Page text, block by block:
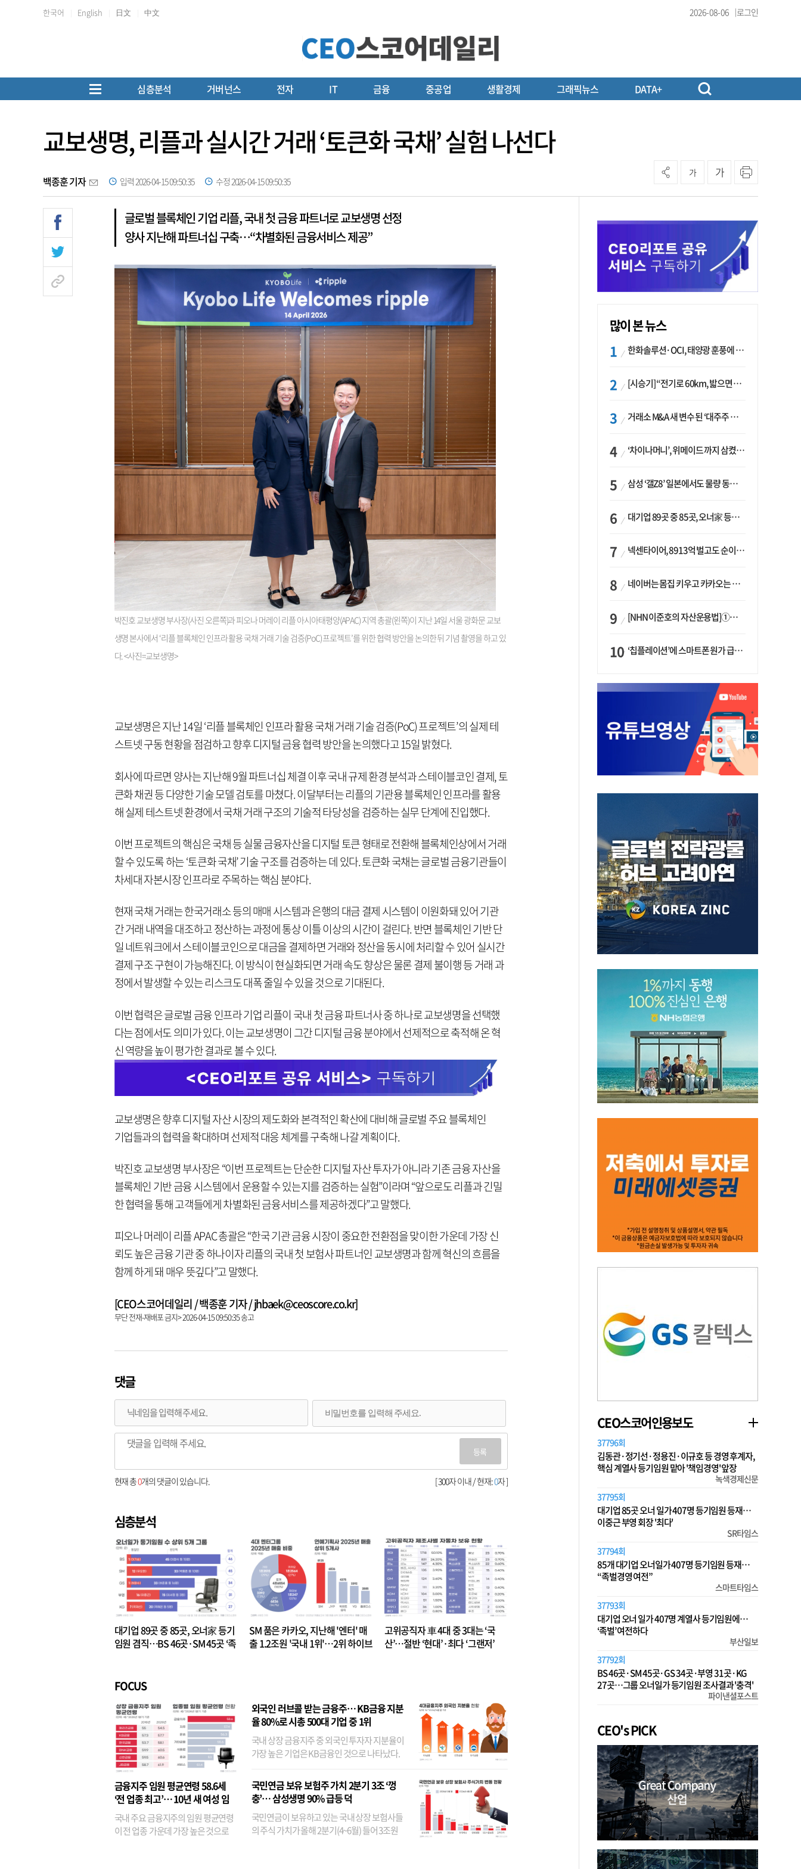
한국어 English 日文 中文 2026-08-06 로그인
심층분석 거버넌스 전자 IT 금융 중공업 생활경제 그래픽뉴스 DATA+
교보생명, 리플과 실시간 거래 ‘토큰화 국채’ 실험 나선다
백종훈 기자 입력 2026-04-15 09:50:35 수정 2026-04-15 09:50:35
가 가
글로벌 블록체인 기업 리플, 국내 첫 금융 파트너로 교보생명 선정
양사 지난해 파트너십 구축…“차별화된 금융서비스 제공”
박진호 교보생명 부사장(사진 오른쪽)과 피오나 머레이 리플 아시아태평양(APAC) 지역 총괄(왼쪽)이 지난 14일 서울 광화문 교보
생명 본사에서 ‘리플 블록체인 인프라 활용 국채 거래 기술 검증(PoC) 프로젝트’를 위한 협력 방안을 논의한 뒤 기념 촬영을 하고 있
다. <사진=교보생명>
교보생명은 지난 14일 ‘리플 블록체인 인프라 활용 국채 거래 기술 검증(PoC) 프로젝트’의 실제 테
스트넷 구동 현황을 점검하고 향후 디지털 금융 협력 방안을 논의했다고 15일 밝혔다.
회사에 따르면 양사는 지난해 9월 파트너십 체결 이후 국내 규제 환경 분석과 스테이블코인 결제, 토
큰화 채권 등 다양한 기술 모델 검토를 마쳤다. 이달부터는 리플의 기관용 블록체인 인프라를 활용
해 실제 테스트넷 환경에서 국채 거래 구조의 기술적 타당성을 검증하는 실무 단계에 진입했다.
이번 프로젝트의 핵심은 국채 등 실물 금융자산을 디지털 토큰 형태로 전환해 블록체인상에서 거래
할 수 있도록 하는 ‘토큰화 국채’ 기술 구조를 검증하는 데 있다. 토큰화 국채는 글로벌 금융기관들이
차세대 자본시장 인프라로 주목하는 핵심 분야다.
현재 국채 거래는 한국거래소 등의 매매 시스템과 은행의 대금 결제 시스템이 이원화돼 있어 기관
간 거래 내역을 대조하고 정산하는 과정에 통상 이틀 이상의 시간이 걸린다. 반면 블록체인 기반 단
일 네트워크에서 스테이블코인으로 대금을 결제하면 거래와 정산을 동시에 처리할 수 있어 실시간
결제 구조 구현이 가능해진다. 이 방식이 현실화되면 거래 속도 향상은 물론 결제 불이행 등 거래 과
정에서 발생할 수 있는 리스크도 대폭 줄일 수 있을 것으로 기대된다.
이번 협력은 글로벌 금융 인프라 기업 리플이 국내 첫 금융 파트너사 중 하나로 교보생명을 선택했
다는 점에서도 의미가 있다. 이는 교보생명이 그간 디지털 금융 분야에서 선제적으로 축적해 온 혁
신 역량을 높이 평가한 결과로 볼 수 있다.
교보생명은 향후 디지털 자산 시장의 제도화와 본격적인 확산에 대비해 글로벌 주요 블록체인
기업들과의 협력을 확대하며 선제적 대응 체계를 구축해 나갈 계획이다.
박진호 교보생명 부사장은 “이번 프로젝트는 단순한 디지털 자산 투자가 아니라 기존 금융 자산을
블록체인 기반 금융 시스템에서 운용할 수 있는지를 검증하는 실험”이라며 “앞으로도 리플과 긴밀
한 협력을 통해 고객들에게 차별화된 금융서비스를 제공하겠다”고 말했다.
피오나 머레이 리플 APAC 총괄은 “한국 기관 금융 시장이 중요한 전환점을 맞이한 가운데 가장 신
뢰도 높은 금융 기관 중 하나이자 리플의 국내 첫 보험사 파트너인 교보생명과 함께 혁신의 흐름을
함께 하게 돼 매우 뜻깊다”고 말했다.
[CEO스코어데일리 / 백종훈 기자 / jhbaek@ceoscore.co.kr]
무단 전재-재배포 금지> 2026-04-15 09:50:35 송고
댓글
등록
[ 300자 이내 / 현재:0자 ]
현재 총0개의 댓글이 있습니다.
심층분석
대기업 89곳 중 85곳, 오너家 등기
임원 겸직…BS 46곳·SM 45곳 ‘족
SM 품은 카카오, 지난해 '엔터' 매
출 1.2조원 '국내 1위'…2위 하이브
고위공직자 車 4대 중 3대는 ‘국
산’…절반 ‘현대’·최다 ‘그랜저’
FOCUS
금융지주 임원 평균연령 58.6세
‘전 업종 최고’… 10년 새 여성 임
원은 14배 껑충
국내 주요 금융지주의 임원 평균연령
이 전 업종 가운데 가장 높은 것으로
외국인 러브콜 받는 금융주… KB금융 지분
율 80%로 시총 500대 기업 중 1위
국내 상장 금융지주 중 외국인 투자자 지분율이
가장 높은 기업은 KB금융인 것으로 나타났다.
융이었다. 특히 KB금융은 지난달 말 기준 해외
기관투자자 지분율이...
국민연금 보유 보험주 가치 2분기 3조 ‘껑
충’… 삼성생명 90% 급등 덕
국민연금이 보유하고 있는 국내 상장 보험사들
의 주식 가치가 올해 2분기(4~6월) 들어 3조원
많이 본 뉴스
한화솔루션·OCI, 태양광 훈풍에 실적 개선…美 ‘섹션232’ 최대 변수
[시승기] “전기로 60km, 밟으면 462마력”…볼보 XC60 T8의 두 얼굴
거래소 M&A 새 변수 된 ‘대주주 심사’…네이버·두나무 결합도 영향권
‘차이나머니’, 위메이드 까지 삼켰다… K콘텐츠, 글로벌 확장에도 中 투자 ‘경계령’
삼성 ‘갤Z8’ 일본에서도 물량 동났다…애플 참전 앞두고 선두 수성 ‘시험대’
대기업 89곳 중 85곳, 오너家 등기임원 겸직…BS 46곳·SM 45곳 ‘족벌경영’ 고착화
넥센타이어, 8913억 벌고도 순이익 2억…유럽 세부담에 이익 증발
네이버는 몸집 키우고 카카오는 줄였다…‘역대급 실적’에 성장전략은 ‘극과 극’
[NHN 이준호의 자산운용법]①이니시오·JLC ‘부동산’-JLC파트너스 ‘투자’…“부동산 담보대출로 투자재원 확보”
‘칩플레이션’에 스마트폰 원가 급등…삼성전자, ‘엑시노스’ 채택 확대하나
CEO스코어인용보도
37796회
김동관·정기선·정용진·이규호 등 경영 후계자,
핵심 계열사 등기임원 맡아 '책임경영' 앞장
녹색경제신문
37795회
대기업 85곳 오너 일가 407명 등기임원 등재…
이중근 부영 회장 '최다'
SR타임스
37794회
85개 대기업 오너일가 407명 등기임원 등재…
“족벌경영 여전”
스마트타임스
37793회
대기업 오너 일가 407명 계열사 등기임원에…
‘족벌’ 여전하다
부산일보
37792회
BS 46곳·SM 45곳·GS 34곳·부영 31곳·KG
27곳…그룹 오너일가 등기임원 조사결과 '충격'
파이낸셜포스트
CEO's PICK